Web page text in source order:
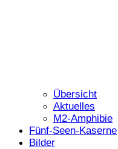
Übersicht
Aktuelles
M2-Amphibie
Fünf-Seen-Kaserne
Bilder